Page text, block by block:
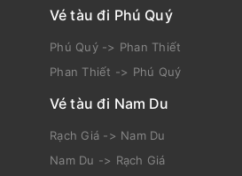
Vé tàu đi Phú Quý
Phú Quý -> Phan Thiết
Phan Thiết -> Phú Quý
Vé tàu đi Nam Du
Rạch Giá -> Nam Du
Nam Du -> Rạch Giá